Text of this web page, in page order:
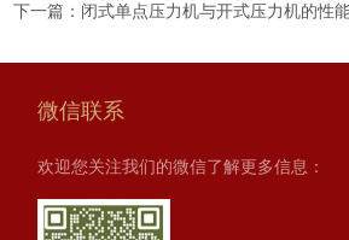
下一篇： 闭式单点压力机与开式压力机的性
微信联系
欢迎您关注我们的微信了解更多信息：